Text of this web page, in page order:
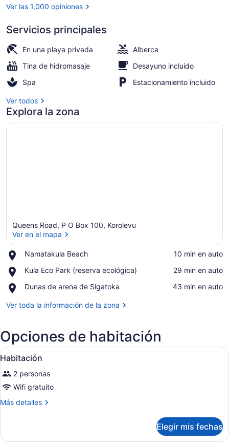
Ver las 1,000 opiniones
Servicios principales
En una playa privada
Alberca
Tina de hidromasaje
Desayuno incluido
Spa
Estacionamiento incluido
Ver todos
Explora la zona
Queens Road, P O Box 100, Korolevu
Ver en el mapa
Namatakula Beach
Place,
Beach
‪10 min en auto‬
Kula Eco Park (reserva ecológica)
Place,
Eco
(reserva
‪29 min en auto‬
Dunas de arena de Sigatoka
Place,
de
Sigatoka
‪43 min en auto‬
Ver toda la información de la zona
Opciones de habitación
Abrir
todas
las
fotos
de
Una habitación de hotel
7
Habitación
2 personas
Wifi gratuito
Más detalles
Más
Elegir mis fechas